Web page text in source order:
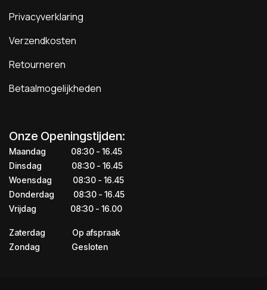
Privacyverklaring
Verzendkosten
Retourneren
Betaalmogelijkheden
Onze Openingstijden:
Maandag
​​​08:30 - 16.45​
Dinsdag
​​​​08:30 - 16.45
Woensdag
​08:30 - 16.45
Donderdag
​​​​​08:30 - 16.45
Vrijdag
​​​​​08:30 - 16.00
Zaterdag
​​Op afspraak
Zondag
​​Gesloten